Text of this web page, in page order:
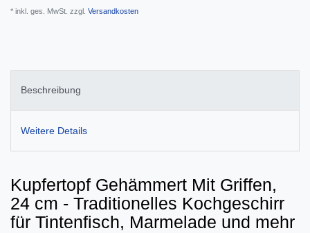
* inkl. ges. MwSt. zzgl. Versandkosten
Beschreibung
Weitere Details
Kupfertopf Gehämmert Mit Griffen,
24 cm - Traditionelles Kochgeschirr
für Tintenfisch, Marmelade und mehr